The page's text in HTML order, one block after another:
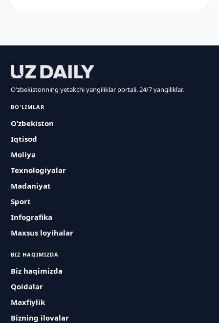
O'zbekistonning yetakchi yangiliklar portali. 24/7 yangiliklar.
BO'LIMLAR
O‘zbekiston
Iqtisod
Moliya
Texnologiyalar
Madaniyat
Sport
Infografika
Maxsus loyihalar
BIZ HAQIMIZDA
Biz haqimizda
Qoidalar
Maxfiylik
Bizning ilovalar